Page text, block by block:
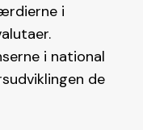
i
i national
de